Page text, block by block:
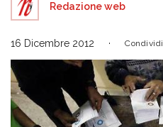
Redazione web
16 Dicembre 2012 Condividi